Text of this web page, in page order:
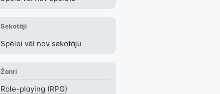
Sekotāji
Spēlei vēl nav sekotāju
Žanri
Role-playing (RPG)